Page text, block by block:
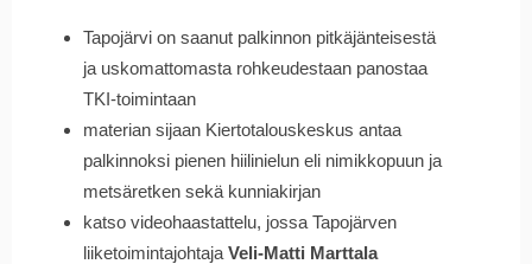
Tapojärvi on saanut palkinnon pitkäjänteisestä
ja uskomattomasta rohkeudestaan panostaa
TKI-toimintaan
materian sijaan Kiertotalouskeskus antaa
palkinnoksi pienen hiilinielun eli nimikkopuun ja
metsäretken sekä kunniakirjan
katso videohaastattelu, jossa Tapojärven
liiketoimintajohtaja Veli-Matti Marttala